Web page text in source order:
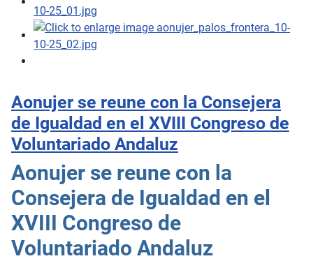
Aonujer se reune con la Consejera
de Igualdad en el XVIII Congreso de
Voluntariado Andaluz
Aonujer se reune con la
Consejera de Igualdad en el
XVIII Congreso de
Voluntariado Andaluz